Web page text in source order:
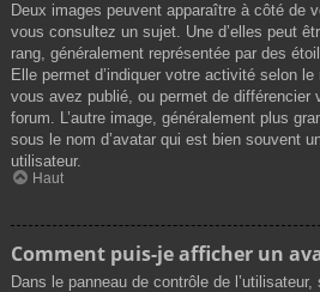
Deux images peuvent apparaître à côté de
vous consultez un sujet. Une d’elles peut
rang, généralement représentée par des
Elle permet d’indiquer votre activité selon
vous avez publié, ou permet de différencier
forum. L’autre image, généralement plus
sous le nom d’avatar qui est bien souvent
utilisateur.
Haut
Comment puis-je afficher un
Dans le panneau de contrôle de